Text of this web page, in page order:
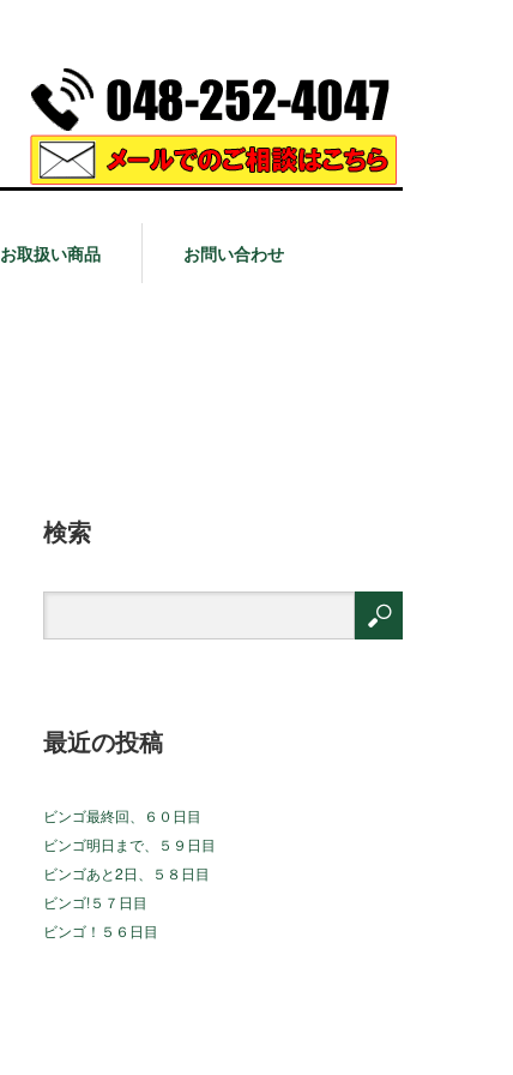
お取扱い商品 お問い合わせ
検索
最近の投稿
ビンゴ最終回、６０日目
ビンゴ明日まで、５９日目
ビンゴあと2日、５８日目
ビンゴ!５７日目
ビンゴ！５６日目